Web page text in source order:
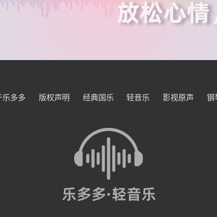
乐多多 版权声明 经典国乐 轻音乐 影视原声 钢